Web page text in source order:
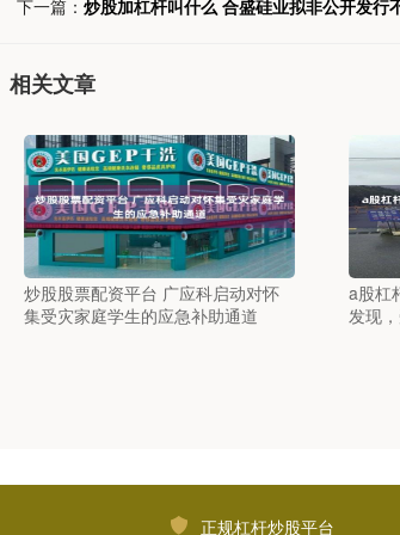
下一篇： 炒股加杠杆叫什么 合盛硅业拟非公开发
相关文章
炒股股票配资平台 广应科启动对怀
集受灾家庭学生的应急补助通道
a股杠
发现
正规杠杆炒股平台